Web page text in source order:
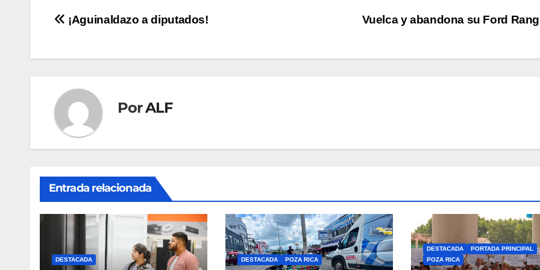
Navegación
Vuelca y abandona su Ford
¡Aguinaldazo a diputados!
PorALF
Entrada relacionada
DESTACADA DESTACADA POZA RICA
DESTACADA
PORTADA PRINCIPAL
POZA RICA